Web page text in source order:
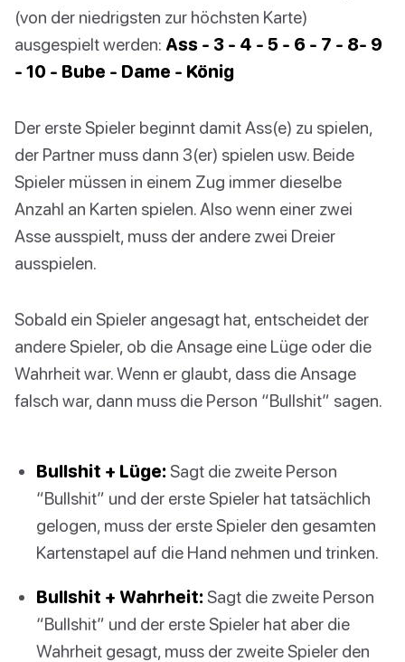
(von der niedrigsten zur höchsten Karte)
ausgespielt werden: Ass - 3 - 4 - 5 - 6 - 7 - 8- 9
- 10 - Bube - Dame - König
Der erste Spieler beginnt damit Ass(e) zu spielen,
der Partner muss dann 3(er) spielen usw. Beide
Spieler müssen in einem Zug immer dieselbe
Anzahl an Karten spielen. Also wenn einer zwei
Asse ausspielt, muss der andere zwei Dreier
ausspielen.
Sobald ein Spieler angesagt hat, entscheidet der
andere Spieler, ob die Ansage eine Lüge oder die
Wahrheit war. Wenn er glaubt, dass die Ansage
falsch war, dann muss die Person “Bullshit” sagen.
Bullshit + Lüge: Sagt die zweite Person
“Bullshit” und der erste Spieler hat tatsächlich
gelogen, muss der erste Spieler den gesamten
Kartenstapel auf die Hand nehmen und trinken.
Bullshit + Wahrheit: Sagt die zweite Person
“Bullshit” und der erste Spieler hat aber die
Wahrheit gesagt, muss der zweite Spieler den